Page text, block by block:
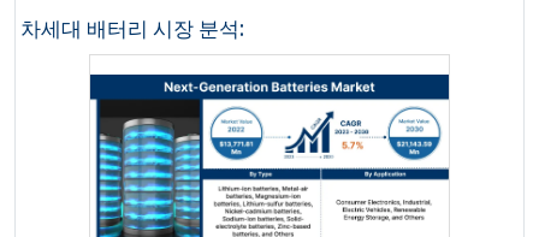
차세대 배터리 시장 분석: